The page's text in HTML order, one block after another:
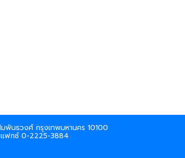
พันธวงศ์ กรุงเทพมหานคร 10100
ฟกซ์ 0-2225-3884